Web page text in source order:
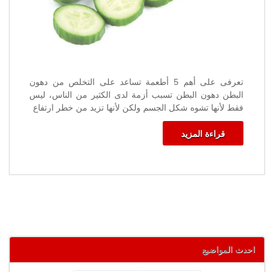
تعرفى على أهم 5 أطعمة تساعد على التخلص من دهون
البطن دهون البطن تسبب أزمة لدى الكثير من الناس، ليس
فقط لأنها تشوه شكل الجسم ولكن لأنها تزيد من خطر ارتفاع
قراءة المزيد
احدث المواضيع